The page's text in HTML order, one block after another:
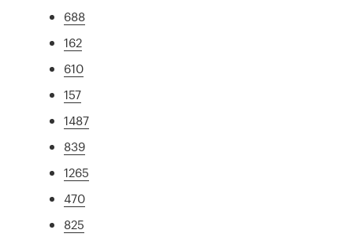
688
162
610
157
1487
839
1265
470
825